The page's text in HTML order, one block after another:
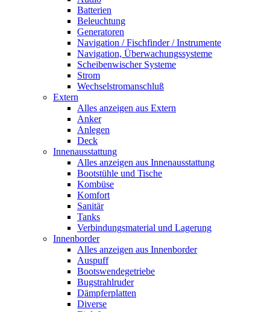
Batterien
Beleuchtung
Generatoren
Navigation / Fischfinder / Instrumente
Navigation, Überwachungssysteme
Scheibenwischer Systeme
Strom
Wechselstromanschluß
Extern
Alles anzeigen aus Extern
Anker
Anlegen
Deck
Innenausstattung
Alles anzeigen aus Innenausstattung
Bootstühle und Tische
Kombüse
Komfort
Sanitär
Tanks
Verbindungsmaterial und Lagerung
Innenborder
Alles anzeigen aus Innenborder
Auspuff
Bootswendegetriebe
Bugstrahlruder
Dämpferplatten
Diverse